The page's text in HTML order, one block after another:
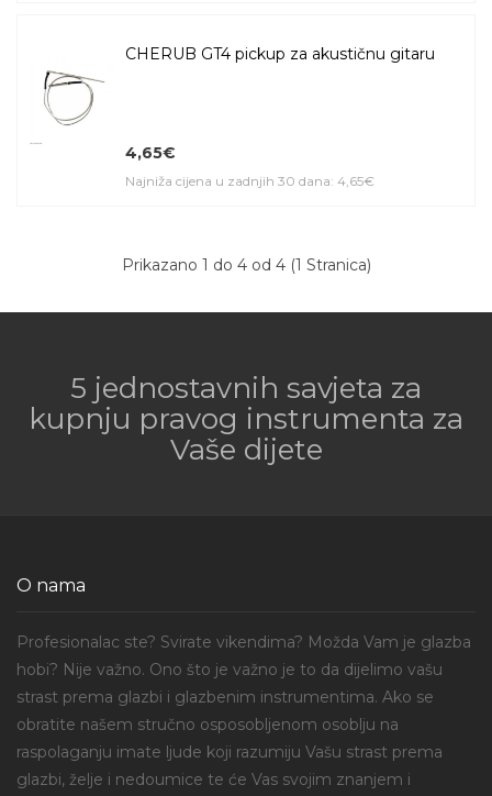
CHERUB GT4 pickup za akustičnu gitaru
4,65€
Najniža cijena u zadnjih 30 dana: 4,65€
Prikazano 1 do 4 od 4 (1 Stranica)
5 jednostavnih savjeta za
kupnju pravog instrumenta za
Vaše dijete
O nama
Profesionalac ste? Svirate vikendima? Možda Vam je glazba
hobi? Nije važno. Ono što je važno je to da dijelimo vašu
strast prema glazbi i glazbenim instrumentima. Ako se
obratite našem stručno osposobljenom osoblju na
raspolaganju imate ljude koji razumiju Vašu strast prema
glazbi, želje i nedoumice te će Vas svojim znanjem i